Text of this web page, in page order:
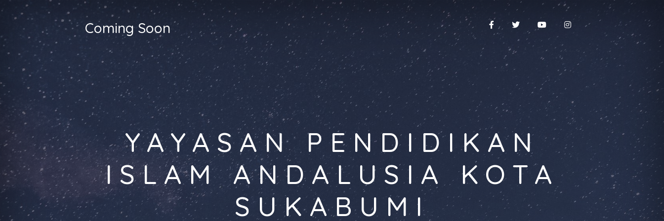
Coming Soon
YAYASAN PENDIDIKAN
ISLAM ANDALUSIA KOTA
SUKABUMI